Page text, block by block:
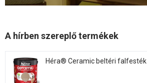
A hírben szereplő termékek
Héra® Ceramic beltéri falfesték